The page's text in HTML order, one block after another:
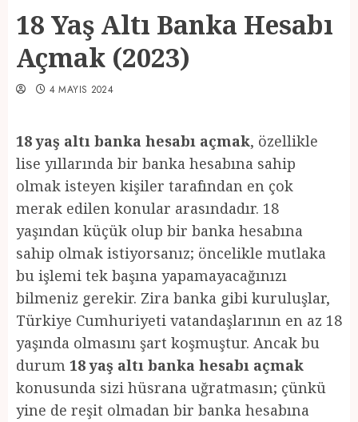
18 Yaş Altı Banka Hesabı
Açmak (2023)
4 MAYIS 2024
18 yaş altı banka hesabı açmak, özellikle
lise yıllarında bir banka hesabına sahip
olmak isteyen kişiler tarafından en çok
merak edilen konular arasındadır. 18
yaşından küçük olup bir banka hesabına
sahip olmak istiyorsanız; öncelikle mutlaka
bu işlemi tek başına yapamayacağınızı
bilmeniz gerekir. Zira banka gibi kuruluşlar,
Türkiye Cumhuriyeti vatandaşlarının en az 18
yaşında olmasını şart koşmuştur. Ancak bu
durum 18 yaş altı banka hesabı açmak
konusunda sizi hüsrana uğratmasın; çünkü
yine de reşit olmadan bir banka hesabına